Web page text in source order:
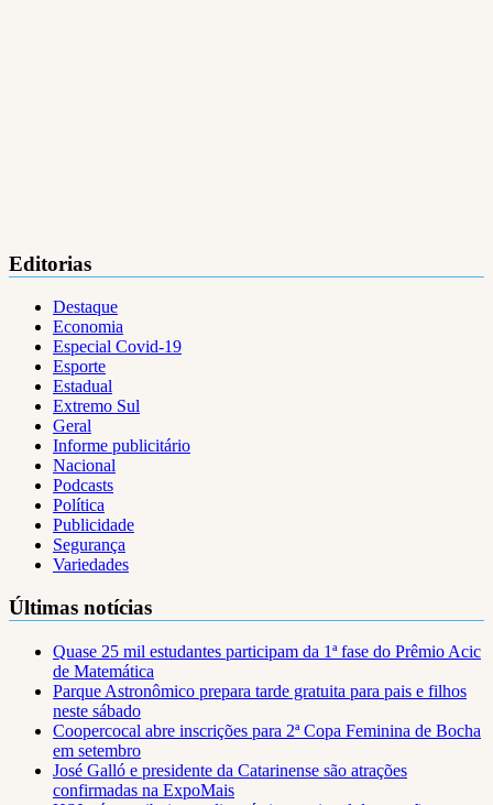
Editorias
Destaque
Economia
Especial Covid-19
Esporte
Estadual
Extremo Sul
Geral
Informe publicitário
Nacional
Podcasts
Política
Publicidade
Segurança
Variedades
Últimas notícias
Quase 25 mil estudantes participam da 1ª fase do Prêmio Acic
de Matemática
Parque Astronômico prepara tarde gratuita para pais e filhos
neste sábado
Coopercocal abre inscrições para 2ª Copa Feminina de Bocha
em setembro
José Galló e presidente da Catarinense são atrações
confirmadas na ExpoMais